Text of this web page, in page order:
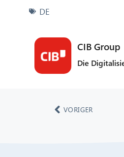
DE
CIB Group
Die
VORIGER